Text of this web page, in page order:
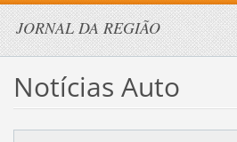
JORNAL DA REGIÃO
Notícias Auto